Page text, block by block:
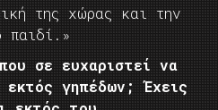
της χώρας και την
παιδί.»
σε ευχαριστεί να
εκτός γηπέδων; Έχεις